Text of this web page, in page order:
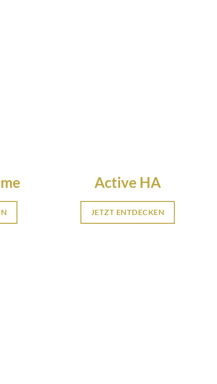
Active HA
JETZT ENTDECKEN